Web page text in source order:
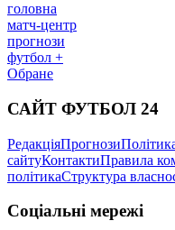
головна
матч-центр
прогнози
футбол +
Обране
САЙТ ФУТБОЛ 24
РедакціяПрогнози
сайтуКонтактиПравила
політикаСтруктура
Соціальні мережі